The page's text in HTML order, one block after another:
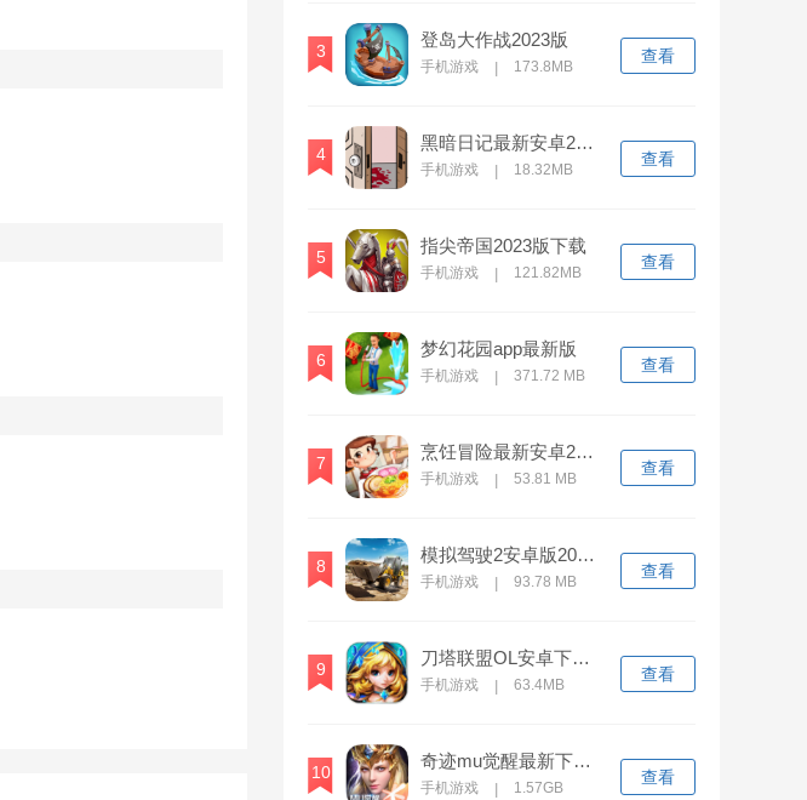
3
登岛大作战2023版
手机游戏 173.8MB
查看
4
黑暗日记最新安卓2023下载
手机游戏 18.32MB
查看
5
指尖帝国2023版下载
手机游戏 121.82MB
查看
6
梦幻花园app最新版
手机游戏 371.72 MB
查看
7
烹饪冒险最新安卓2023版
手机游戏 53.81 MB
查看
8
模拟驾驶2安卓版2023下载
手机游戏 93.78 MB
查看
9
刀塔联盟OL安卓下载2023
手机游戏 63.4MB
查看
10
奇迹mu觉醒最新下载2023版
手机游戏 1.57GB
查看